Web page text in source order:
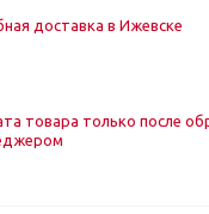
доставка в Ижевске
товара только после